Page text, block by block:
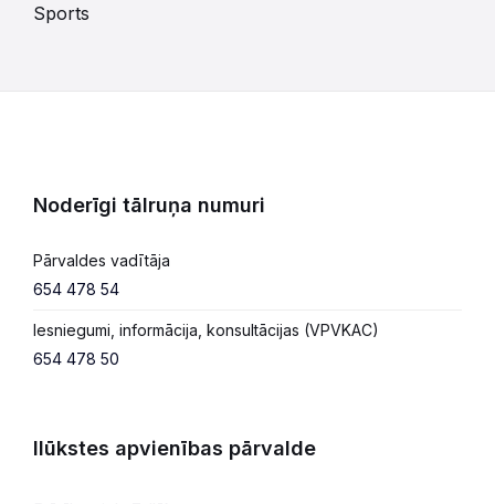
Sports
Noderīgi tālruņa numuri
Pārvaldes vadītāja
654 478 54
Iesniegumi, informācija, konsultācijas (VPVKAC)
654 478 50
Ilūkstes apvienības pārvalde